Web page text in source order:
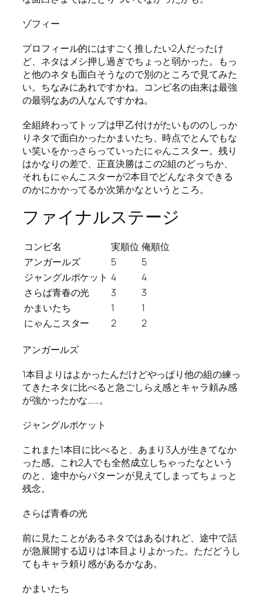
ゾフィー
プロフィール的にはすごく推したい2人だったけ
ど、ネタはメシ押し過ぎでちょっと弱かった。もっ
と他のネタも面白そうなので別のところで見てみた
い。ちなみにあれですかね。コンビ名の由来は最強
の最弱なあの人なんですかね。
全組終わってトップは甲乙付けがたいもののしっか
りネタで面白かったかまいたち、時点でとんでもな
い笑いをかっさらっていったにゃんこスター。残り
はかなりの差で、正直決勝はこの2組のどっちか、
それもにゃんこスターが2本目でどんなネタできる
のかにかかってるか次第かなというところ。
ファイナルステージ
コンビ名 実順位俺順位
アンガールズ
5
5
ジャングルポケット 4
4
さらば青春の光
3
3
かまいたち
1
1
にゃんこスター
2 2
アンガールズ
1本目よりはよかったんだけどやっぱり他の組の練っ
てきたネタに比べると急ごしらえ感とキャラ頼み感
が強かったかな……。
ジャングルポケット
これまた1本目に比べると、あまり3人が生きてなか
った感。これ2人でも全然成立しちゃったなという
のと、途中からパターンが見えてしまってちょっと
残念。
さらば青春の光
前に見たことがあるネタではあるけれど、途中で話
が急展開する辺りは1本目よりよかった。ただどうし
てもキャラ頼り感があるかなあ。
かまいたち